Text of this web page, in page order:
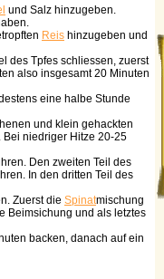
und Salz hinzugeben.
Reis hinzugeben und
des Tpfes schliessen, zuerst
also insgesamt 20 Minuten
eine halbe Stunde
und klein gehackten
niedriger Hitze 20-25
Den zweiten Teil des
In den dritten Teil des
Zuerst die Spinatmischung
Beimsichung und als letztes
backen, danach auf ein